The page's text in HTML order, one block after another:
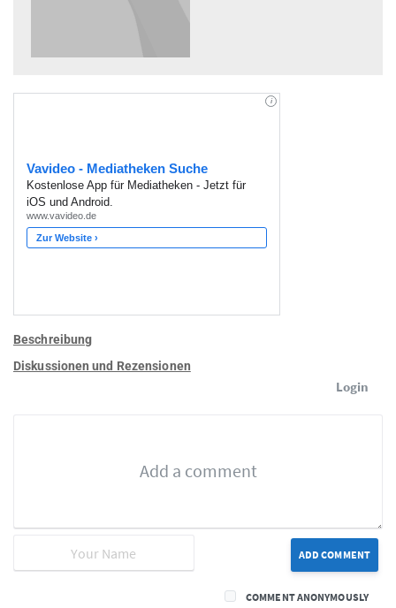
Beschreibung
Diskussionen und Rezensionen
Login
ADD COMMENT
COMMENT ANONYMOUSLY